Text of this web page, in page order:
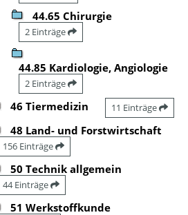
44.65 Chirurgie
2 Einträge
44.85 Kardiologie, Angiologie
2 Einträge
46 Tiermedizin 11 Einträge
48 Land- und Forstwirtschaft
156 Einträge
50 Technik allgemein
44 Einträge
51 Werkstoffkunde